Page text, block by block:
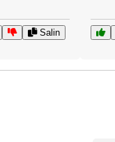
Salin